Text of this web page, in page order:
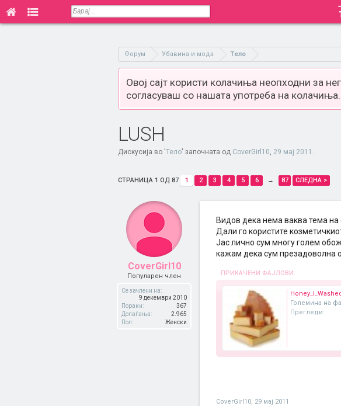
Форум Убавина и мода Тело
Овој сајт користи колачиња неопходни за
согласуваш со нашата употреба на колачиња.
LUSH
Дискусија во 'Тело' започната од CoverGirl10, 29 мај 2011 .
СТРАНИЦА 1 ОД 87 1 2 3 4 5 6 → 87 СЛЕДНА >
CoverGirl10
Популарен член
Се зачлени на:
9 декември 2010
Пораки:
367
Допаѓања:
2.965
Пол:
Женски
Видов дека нема ваква тема
Дали го користите
Јас лично сум многу голем
кажам дека сум презадоволна
ПРИКАЧЕНИ ФАЈЛОВИ:
Големина на
Прегледи:
CoverGirl10, 29 мај 2011